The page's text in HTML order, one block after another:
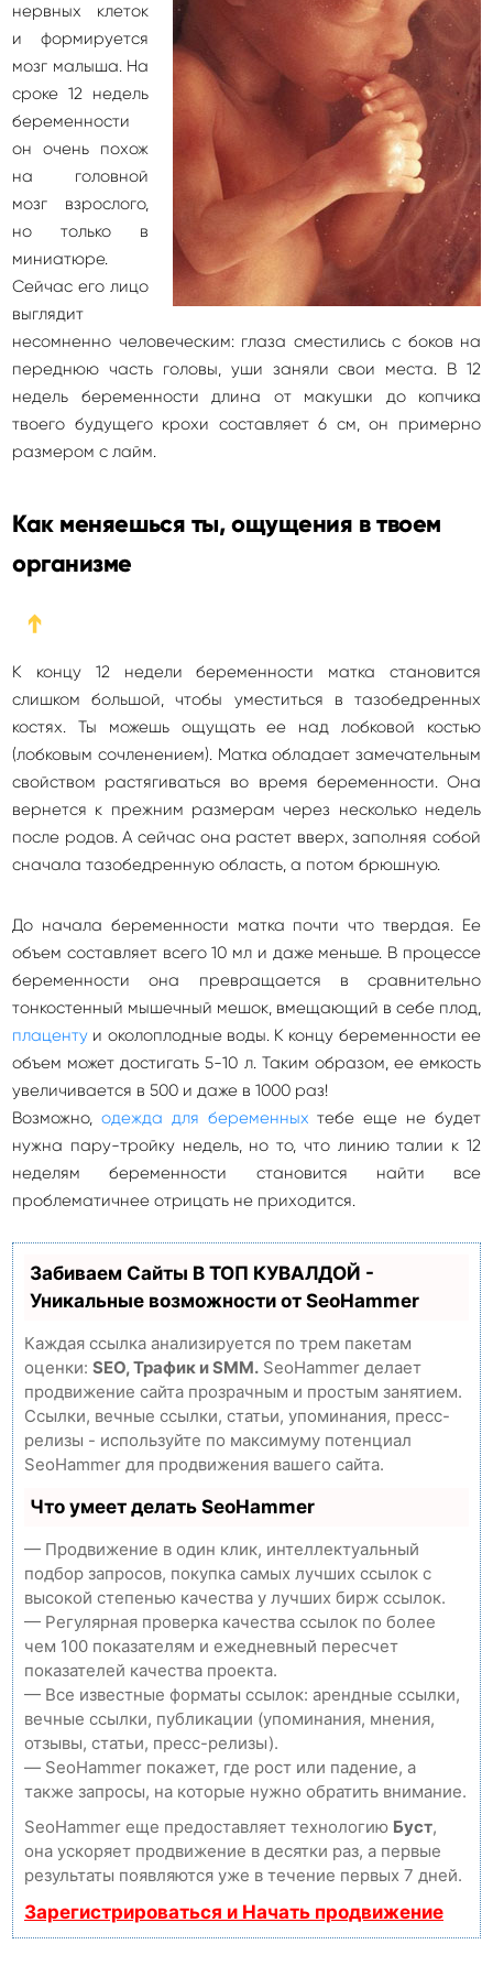
нервных клеток
и формируется
мозг малыша. На
сроке 12 недель
беременности
он очень похож
на головной
мозг взрослого,
но только в
миниатюре.
Сейчас его лицо
выглядит
несомненно человеческим: глаза сместились с боков на
переднюю часть головы, уши заняли свои места. В 12
недель беременности длина от макушки до копчика
твоего будущего крохи составляет 6 см, он примерно
размером с лайм.
Как меняешься ты, ощущения в твоем
организме
➔
К концу 12 недели беременности матка становится
слишком большой, чтобы уместиться в тазобедренных
костях. Ты можешь ощущать ее над лобковой костью
(лобковым сочленением). Матка обладает замечательным
свойством растягиваться во время беременности. Она
вернется к прежним размерам через несколько недель
после родов. А сейчас она растет вверх, заполняя собой
сначала тазобедренную область, а потом брюшную.
До начала беременности матка почти что твердая. Ее
объем составляет всего 10 мл и даже меньше. В процессе
беременности она превращается в сравнительно
тонкостенный мышечный мешок, вмещающий в себе плод,
плаценту и околоплодные воды. К концу беременности ее
объем может достигать 5-10 л. Таким образом, ее емкость
увеличивается в 500 и даже в 1000 раз!
Возможно, одежда для беременных тебе еще не будет
нужна пару-тройку недель, но то, что линию талии к 12
неделям беременности становится найти все
проблематичнее отрицать не приходится.
Забиваем Сайты В ТОП КУВАЛДОЙ -
Уникальные возможности от SeoHammer
Каждая ссылка анализируется по трем пакетам
оценки: SEO, Трафик и SMM. SeoHammer делает
продвижение сайта прозрачным и простым занятием.
Ссылки, вечные ссылки, статьи, упоминания, пресс-
релизы - используйте по максимуму потенциал
SeoHammer для продвижения вашего сайта.
Что умеет делать SeoHammer
— Продвижение в один клик, интеллектуальный
подбор запросов, покупка самых лучших ссылок с
высокой степенью качества у лучших бирж ссылок.
— Регулярная проверка качества ссылок по более
чем 100 показателям и ежедневный пересчет
показателей качества проекта.
— Все известные форматы ссылок: арендные ссылки,
вечные ссылки, публикации (упоминания, мнения,
отзывы, статьи, пресс-релизы).
— SeoHammer покажет, где рост или падение, а
также запросы, на которые нужно обратить внимание.
SeoHammer еще предоставляет технологию Буст,
она ускоряет продвижение в десятки раз, а первые
результаты появляются уже в течение первых 7 дней.
Зарегистрироваться и Начать продвижение